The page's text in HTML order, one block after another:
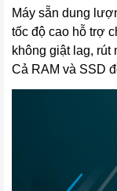
Máy sẵn dung
tốc độ cao hỗ trợ
không giật lag,
Cả RAM và SSD